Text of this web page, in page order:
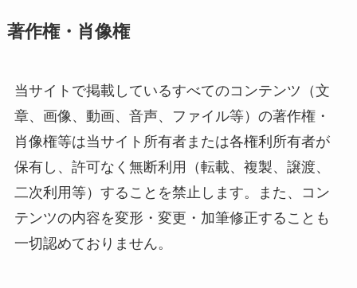
著作権・肖像権
当サイトで掲載しているすべてのコンテンツ（文
章、画像、動画、音声、ファイル等）の著作権・
肖像権等は当サイト所有者または各権利所有者が
保有し、許可なく無断利用（転載、複製、譲渡、
二次利用等）することを禁止します。また、コン
テンツの内容を変形・変更・加筆修正することも
一切認めておりません。